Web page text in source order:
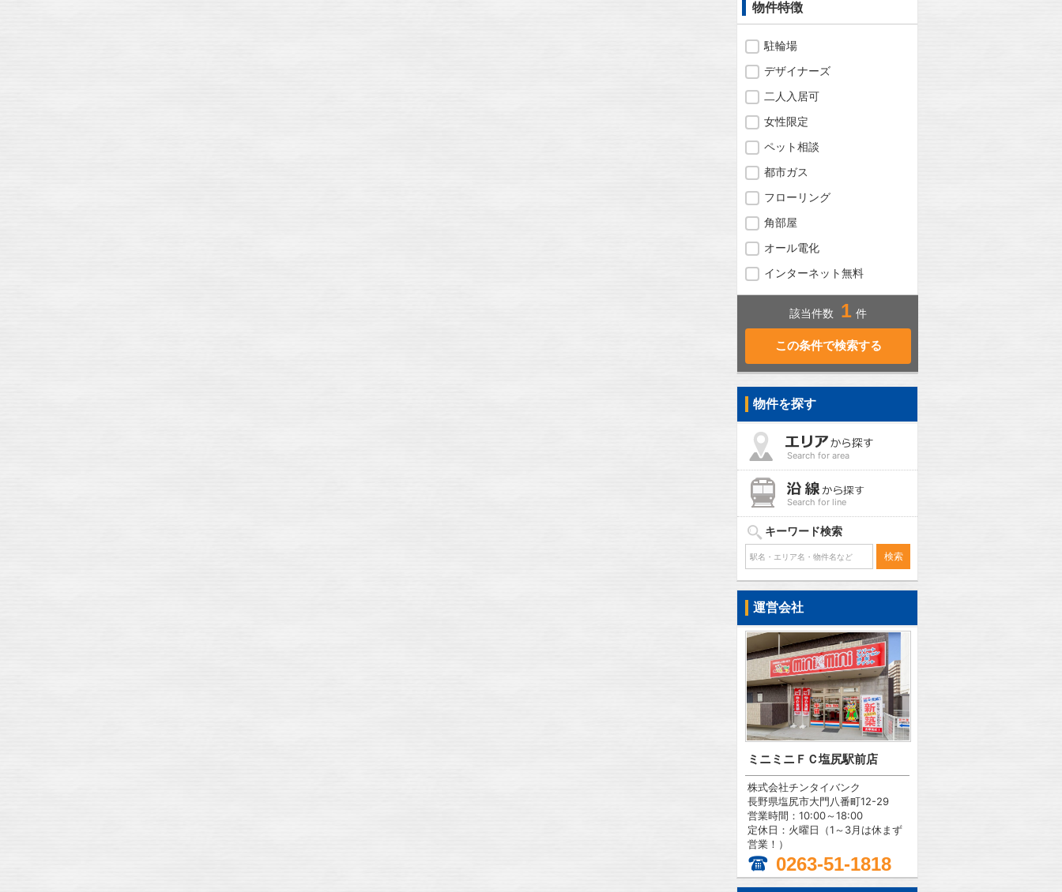
物件特徴
駐輪場
デザイナーズ
二人入居可
女性限定
ペット相談
都市ガス
フローリング
角部屋
オール電化
インターネット無料
該当件数 1 件
物件を探す
Search for area
Search for line
キーワード検索
運営会社
ミニミニＦＣ塩尻駅前店
株式会社チンタイバンク
長野県塩尻市大門八番町12-29
営業時間：10:00～18:00
定休日：火曜日（1～3月は休まず
営業！）
0263-51-1818